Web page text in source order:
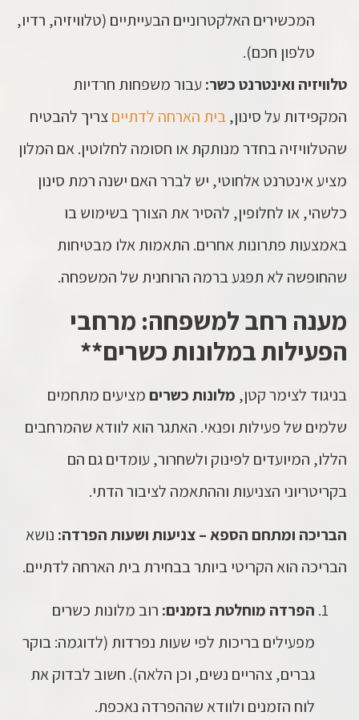
המכשירים האלקטרוניים הבעייתיים (טלוויזיה, רדיו,
טלפון חכם).
טלוויזיה ואינטרנט כשר: עבור משפחות חרדיות
המקפידות על סינון,בית הארחה לדתייםצריך להבטיח
שהטלוויזיה בחדר מנותקת או חסומה לחלוטין. אם המלון
מציע אינטרנט אלחוטי, יש לברר האם ישנה רמת סינון
כלשהי, או לחלופין, להסיר את הצורך בשימוש בו
באמצעות פתרונות אחרים. התאמות אלו מבטיחות
שהחופשה לא תפגע ברמה הרוחנית של המשפחה.
מענה רחב למשפחה: מרחבי
הפעילות במלונות כשרים**
בניגוד לצימר קטן, מלונות כשרים מציעים מתחמים
שלמים של פעילות ופנאי. האתגר הוא לוודא שהמרחבים
הללו, המיועדים לפינוק ולשחרור, עומדים גם הם
בקריטריוני הצניעות וההתאמה לציבור הדתי.
הבריכה ומתחם הספא – צניעות ושעות הפרדה: נושא
הבריכה הוא הקריטי ביותר בבחירת בית הארחה לדתיים.
הפרדה מוחלטת בזמנים: רוב מלונות כשרים
מפעילים בריכות לפי שעות נפרדות (לדוגמה: בוקר
גברים, צהריים נשים, וכן הלאה). חשוב לבדוק את
לוח הזמנים ולוודא שההפרדה נאכפת.